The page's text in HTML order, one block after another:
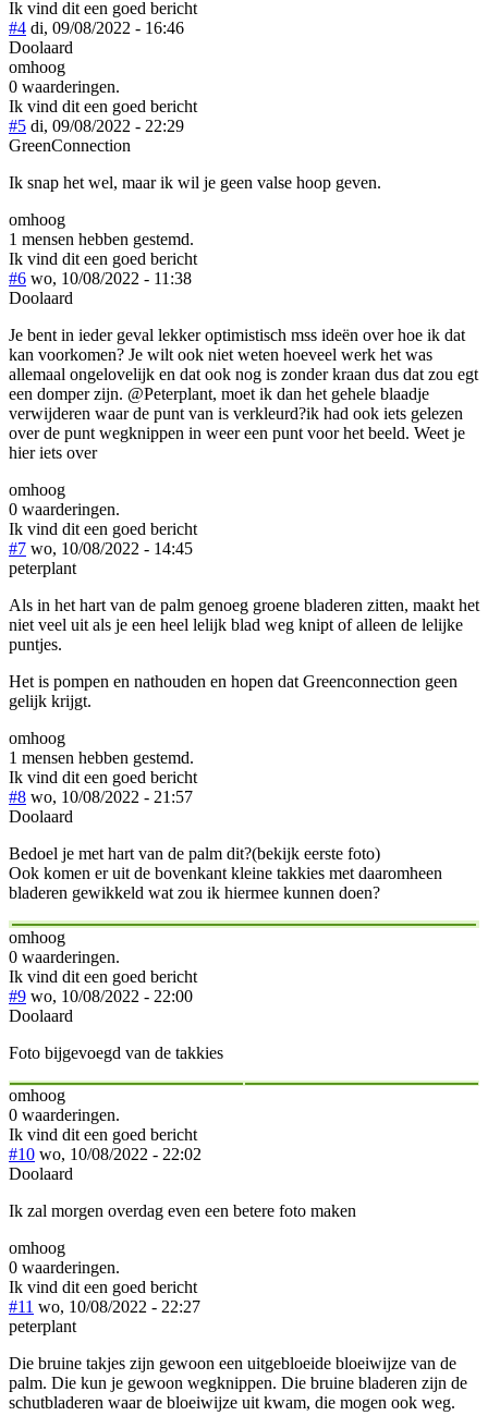
Ik vind dit een goed bericht
#4 di, 09/08/2022 - 16:46
Doolaard
omhoog
0 waarderingen.
Ik vind dit een goed bericht
#5 di, 09/08/2022 - 22:29
GreenConnection
Ik snap het wel, maar ik wil je geen valse hoop geven.
omhoog
1 mensen hebben gestemd.
Ik vind dit een goed bericht
#6 wo, 10/08/2022 - 11:38
Doolaard
Je bent in ieder geval lekker optimistisch mss ideën over hoe ik dat
kan voorkomen? Je wilt ook niet weten hoeveel werk het was
allemaal ongelovelijk en dat ook nog is zonder kraan dus dat zou egt
een domper zijn. @Peterplant, moet ik dan het gehele blaadje
verwijderen waar de punt van is verkleurd?ik had ook iets gelezen
over de punt wegknippen in weer een punt voor het beeld. Weet je
hier iets over
omhoog
0 waarderingen.
Ik vind dit een goed bericht
#7 wo, 10/08/2022 - 14:45
peterplant
Als in het hart van de palm genoeg groene bladeren zitten, maakt het
niet veel uit als je een heel lelijk blad weg knipt of alleen de lelijke
puntjes.
Het is pompen en nathouden en hopen dat Greenconnection geen
gelijk krijgt.
omhoog
1 mensen hebben gestemd.
Ik vind dit een goed bericht
#8 wo, 10/08/2022 - 21:57
Doolaard
Bedoel je met hart van de palm dit?(bekijk eerste foto)
Ook komen er uit de bovenkant kleine takkies met daaromheen
bladeren gewikkeld wat zou ik hiermee kunnen doen?
omhoog
0 waarderingen.
Ik vind dit een goed bericht
#9 wo, 10/08/2022 - 22:00
Doolaard
Foto bijgevoegd van de takkies
omhoog
0 waarderingen.
Ik vind dit een goed bericht
#10 wo, 10/08/2022 - 22:02
Doolaard
Ik zal morgen overdag even een betere foto maken
omhoog
0 waarderingen.
Ik vind dit een goed bericht
#11 wo, 10/08/2022 - 22:27
peterplant
Die bruine takjes zijn gewoon een uitgebloeide bloeiwijze van de
palm. Die kun je gewoon wegknippen. Die bruine bladeren zijn de
schutbladeren waar de bloeiwijze uit kwam, die mogen ook weg.